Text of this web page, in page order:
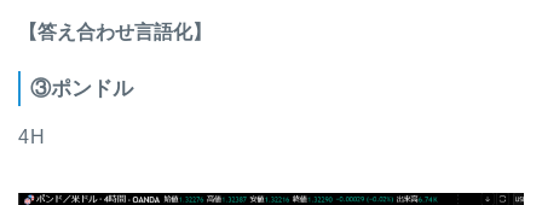
【答え合わせ言語化】
③ポンドル
4H